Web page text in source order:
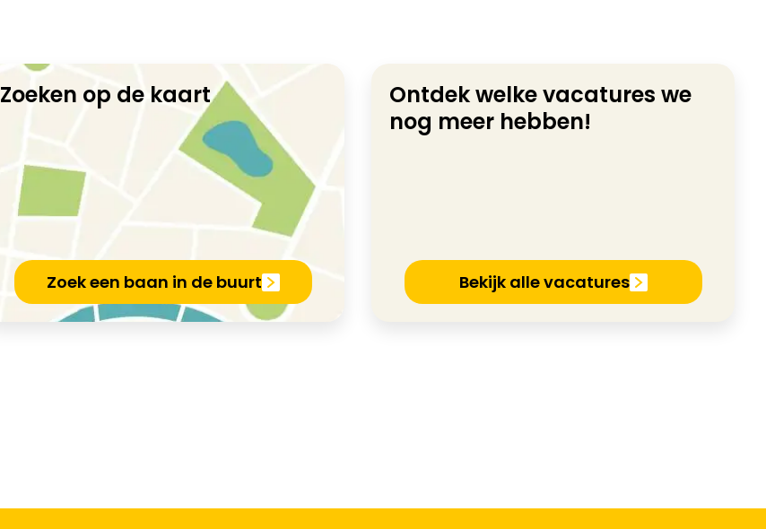
Zoeken op de kaart
Zoek een baan in de buurt
Ontdek welke vacatures we
nog meer hebben!
Bekijk alle vacatures